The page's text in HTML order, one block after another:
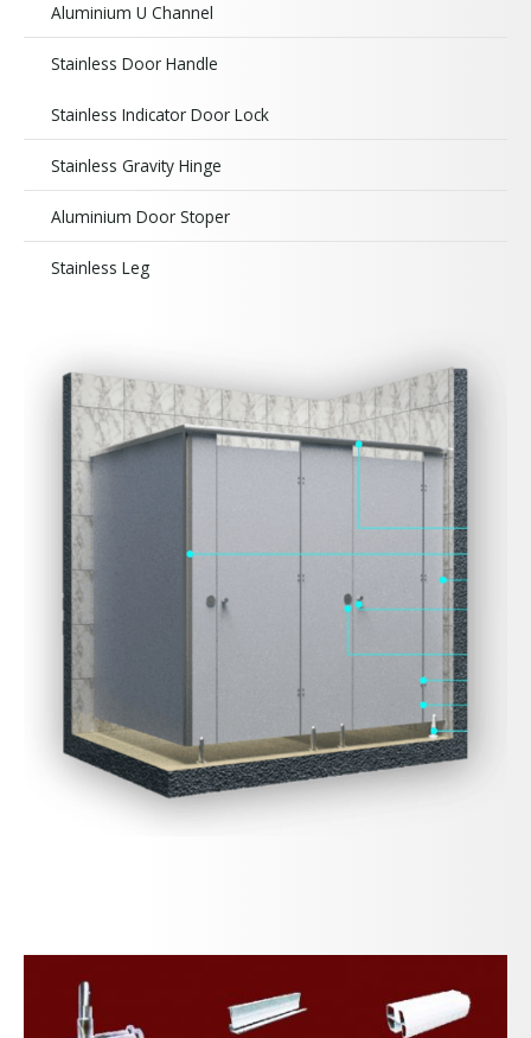
Aluminium U Channel
Stainless Door Handle
Stainless Indicator Door Lock
Stainless Gravity Hinge
Aluminium Door Stoper
Stainless Leg